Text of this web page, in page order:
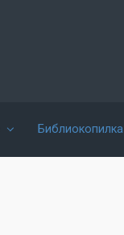
Библиокопилка